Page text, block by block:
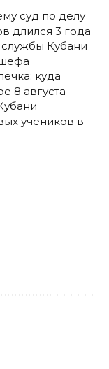
суд по делу
длился 3 года
Кубани
куда
8 августа
учеников в